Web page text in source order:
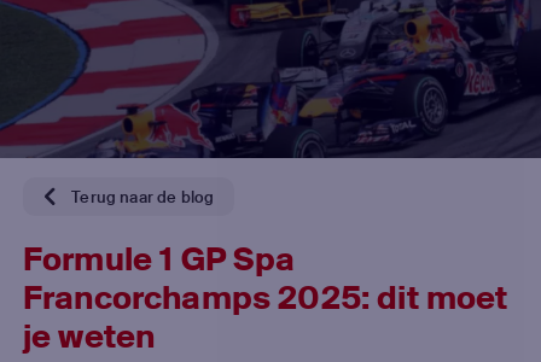
Terug naar de blog
Formule 1 GP Spa
Francorchamps 2025: dit moet
je weten